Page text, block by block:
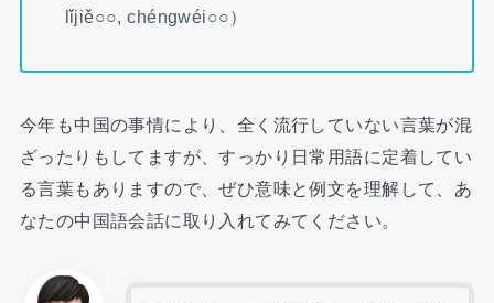
lǐjiě○○, chéngwéi○○）
今年も中国の事情により、全く流行していない言葉が混
ざったりもしてますが、すっかり日常用語に定着してい
る言葉もありますので、ぜひ意味と例文を理解して、あ
なたの中国語会話に取り入れてみてください。